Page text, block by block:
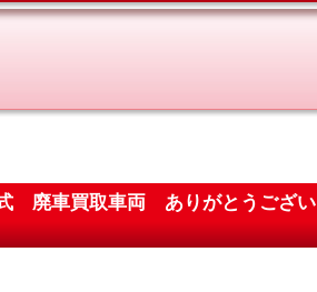
廃車買取車両 ありがとうござい